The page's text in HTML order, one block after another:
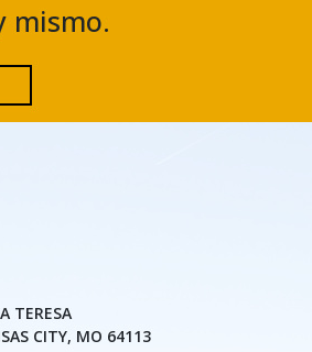
mismo.
TERESA
CITY, MO 64113